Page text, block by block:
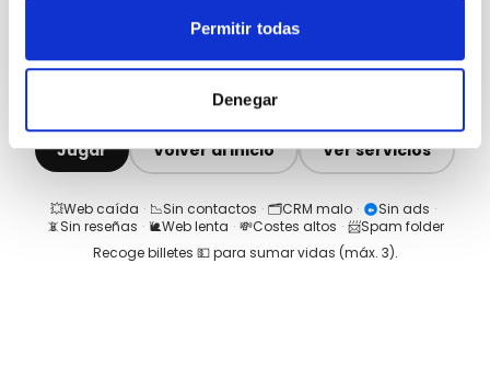
Permitir todas
Denegar
Jugar Volver al inicio Ver servicios
💥Web caída · 📉Sin contactos · 🗂️CRM malo · Sin ads ·
📵Sin reseñas · 🐌Web lenta · 💸Costes altos · 📨Spam folder
Recoge billetes 💵 para sumar vidas (máx. 3).